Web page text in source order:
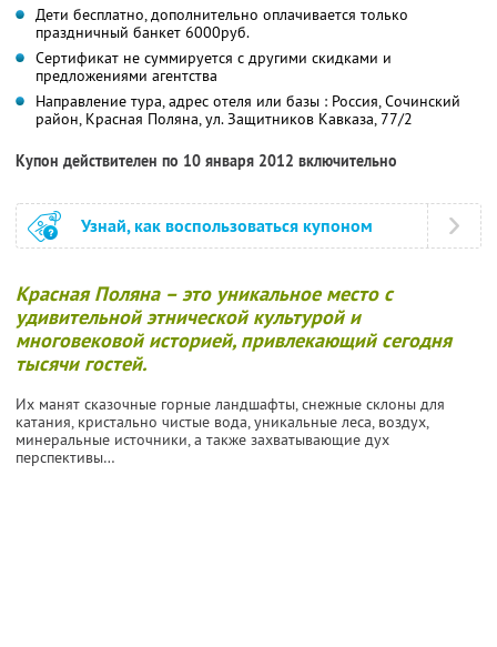
Дети бесплатно, дополнительно оплачивается только
праздничный банкет 6000руб.
Сертификат не суммируется с другими скидками и
предложениями агентства
Направление тура, адрес отеля или базы : Россия, Сочинский
район, Красная Поляна, ул. Защитников Кавказа, 77/2
Купон действителен по 10 января 2012 включительно
Узнай, как воспользоваться купоном
Красная Поляна – это уникальное место с
удивительной этнической культурой и
многовековой историей, привлекающий сегодня
тысячи гостей.
Их манят сказочные горные ландшафты, снежные склоны для
катания, кристально чистые вода, уникальные леса, воздух,
минеральные источники, а также захватывающие дух
перспективы…